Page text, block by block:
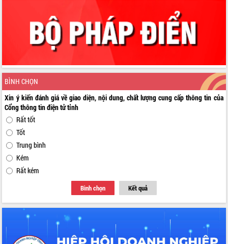
BÌNH CHỌN
Xin ý kiến đánh giá về giao diện, nội dung, chất lượng cung cấp thông tin của
Cổng thông tin điện tử tỉnh
Rất tốt
Tốt
Trung bình
Kém
Rất kém
Bình chọn Kết quả